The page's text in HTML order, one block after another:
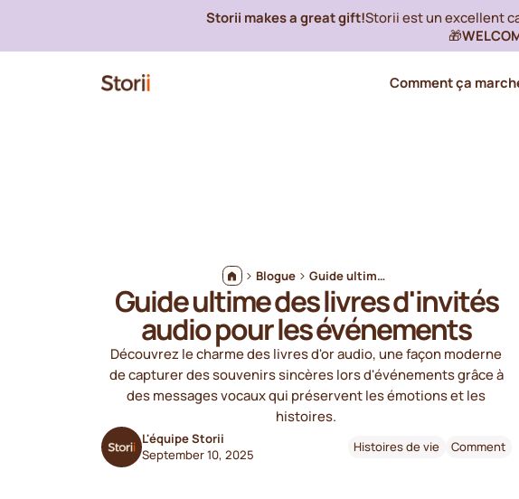
Storii makes a great gift!Storii est un excellent
🎁
Comment ça
Blogue Guide ultime des livres d'invités audio pour les événements
Guide ultime des livres d'invités
audio pour les événements
Découvrez le charme des livres d'or audio, une façon moderne
de capturer des souvenirs sincères lors d'événements grâce à
des messages vocaux qui préservent les émotions et les
histoires.
L'équipe Storii
September 10, 2025
Histoires de vie Comment